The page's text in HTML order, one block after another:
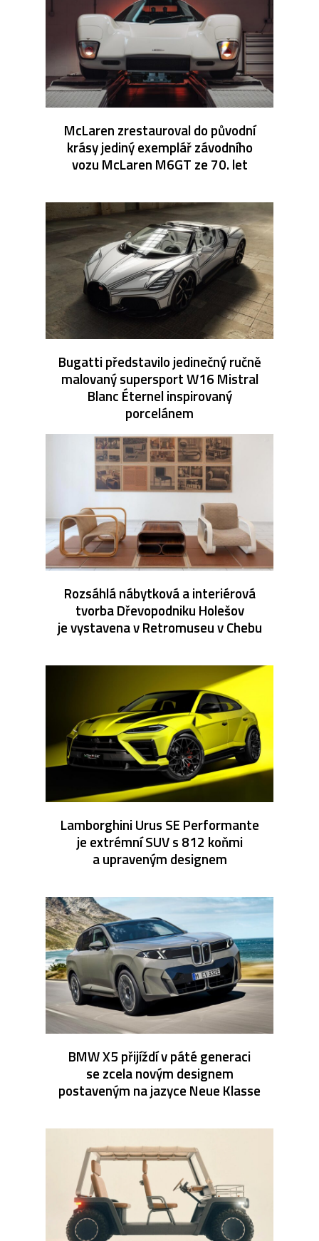
McLaren zrestauroval do původní
krásy jediný exemplář závodního
vozu McLaren M6GT ze 70. let
Bugatti představilo jedinečný ručně
malovaný supersport W16 Mistral
Blanc Éternel inspirovaný
porcelánem
Rozsáhlá nábytková a interiérová
tvorba Dřevopodniku Holešov
je vystavena v Retromuseu v Chebu
Lamborghini Urus SE Performante
je extrémní SUV s 812 koňmi
a upraveným designem
BMW X5 přijíždí v páté generaci
se zcela novým designem
postaveným na jazyce Neue Klasse